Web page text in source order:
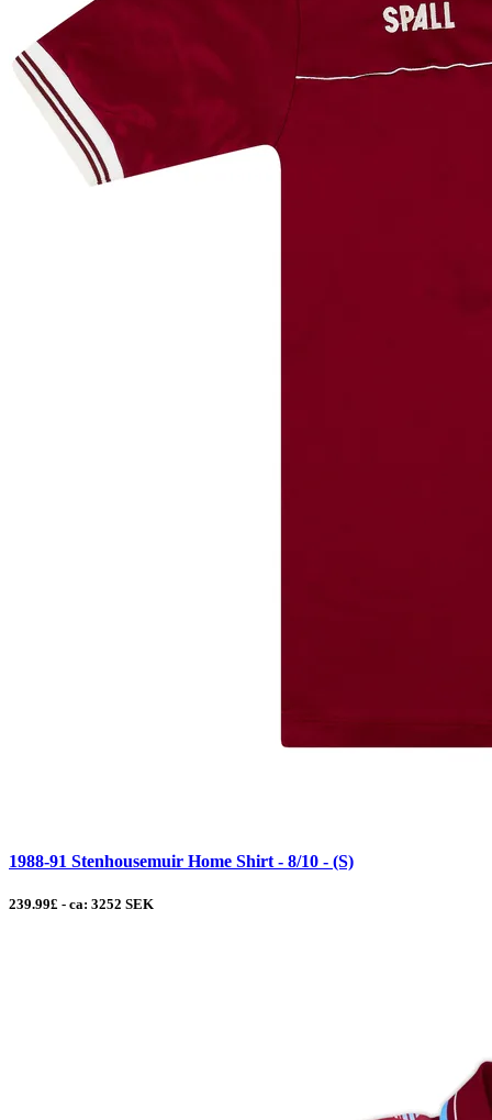
1988-91 Stenhousemuir Home Shirt - 8/10 - (S)
239.99£ - ca: 3252 SEK